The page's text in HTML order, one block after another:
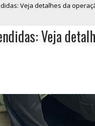
Veja detalhes da
Veja